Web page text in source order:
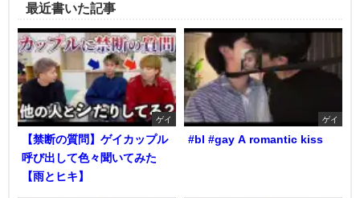
最近書いた記事
ゲイ
【禁断の質問】ゲイカップル
呼び出して色々聞いてみた
【雨とヒキ】
ゲイ
#bl #gay A romantic kiss